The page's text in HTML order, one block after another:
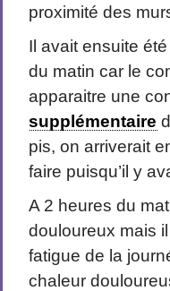
proximité des
Il avait ensuite
du matin car le
apparaitre une
supplémentaire
pis, on arriverait
faire puisqu’il y
A 2 heures du
douloureux mais
fatigue de la
chaleur